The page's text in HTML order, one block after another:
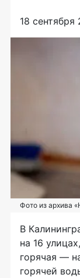
18 сентября
Фото из архива
В
на 16
горячая —
горячей